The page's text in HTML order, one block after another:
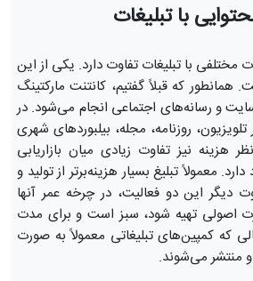
با تبلیغات
مختلفی با تبلیغات تفاوت دارد. یکی از این
همانطور که قبلاً گفتیم، کانتنت مارکتینگ
و رسانه‌های اجتماعی انجام می‌شود. در
روزنامه، مجله، بیلبوردهای شهری
هزینه نیز تفاوت زیادی میان بازاریابی
معمولاً تبلیغ بسیار هزینه‌برتر از تولید و
دیگر این دو فعالیت، در چرخه عمر آنها
اصولی تهیه شود، سبز است و برای مدت
که کمپین‌های تبلیغاتی معمولاً به صورت
منتشر می‌شوند.